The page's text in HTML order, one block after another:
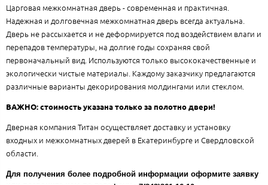
Царговая межкомнатная дверь - современная и практичная.
Надежная и долговечная межкомнатная дверь всегда актуальна.
Дверь не рассыхается и не деформируется под воздействием влаги и
перепадов температуры, на долгие годы сохраняя свой
первоначальный вид. Используются только высококачественные и
экологически чистые материалы. Каждому заказчику предлагаются
различные варианты декорирования молдингами или стеклом.
ВАЖНО: стоимость указана только за полотно двери!
Дверная компания Титан осуществляет доставку и установку
входных и межкомнатных дверей в Екатеринбурге и Свердловской
области.
Для получения более подробной информации оформите заявку